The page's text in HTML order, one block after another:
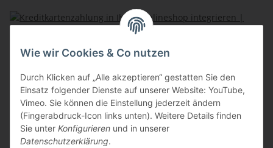
Wie wir Cookies & Co nutzen
Durch Klicken auf „Alle akzeptieren“ gestatten Sie den
Einsatz folgender Dienste auf unserer Website: YouTube,
Vimeo. Sie können die Einstellung jederzeit ändern
(Fingerabdruck-Icon links unten). Weitere Details finden
Sie unter Konfigurieren und in unserer
Datenschutzerklärung.
Berufsbekleidung Mayer
Natürlich Lochmann